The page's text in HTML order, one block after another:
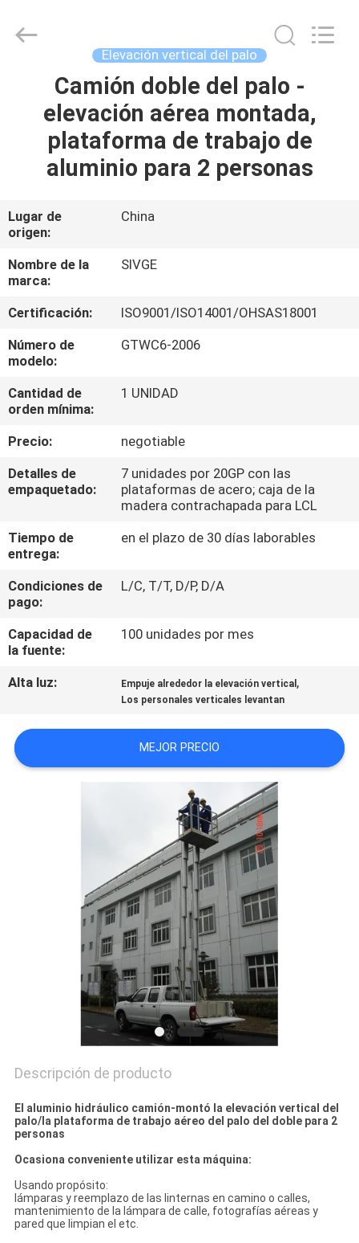
HOGAR
PRODUCTOS
SOBRE
NOSOTROS
VIAJE
DE
LA
FÁBRICA
CONTROL
DE
CALIDAD
ÉNTRENOS
EN
CONTACTO
CON
PIDA
CITA
PRIVACY
MACHINERY
Elevación vertical del palo
Camión doble del palo -
elevación aérea montada,
plataforma de trabajo de
aluminio para 2 personas
Lugar de
origen:
China
Nombre de la
marca:
SIVGE
Certificación:
ISO9001/ISO14001/OHSAS18001
Número de
modelo:
GTWC6-2006
Cantidad de
orden mínima:
1 UNIDAD
Precio:
negotiable
Detalles de
empaquetado:
7 unidades por 20GP con las
plataformas de acero; caja de la
madera contrachapada para LCL
Tiempo de
entrega:
en el plazo de 30 días laborables
Condiciones de
pago:
L/C, T/T, D/P, D/A
Capacidad de
la fuente:
100 unidades por mes
Alta luz: Empuje alrededor la elevación vertical ,
Los personales verticales levantan
MEJOR PRECIO
Descripción de producto
El aluminio hidráulico camión-montó la elevación vertical del
palo/la plataforma de trabajo aéreo del palo del doble para 2
personas
Ocasiona conveniente utilizar esta máquina:
Usando propósito:
lámparas y reemplazo de las linternas en camino o calles,
mantenimiento de la lámpara de calle, fotografías aéreas y
pared que limpian el etc.